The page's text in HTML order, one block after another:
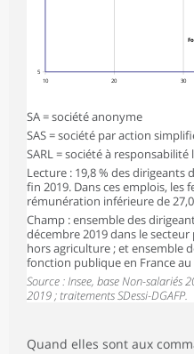
5
10 20 30
SA = société anonyme
SAS = société par action
SARL = société à responsabilité
Lecture : 19,8 % des dirigeants
fin 2019. Dans ces emplois, les
rémunération inférieure de
Champ : ensemble des
décembre 2019 dans le
hors agriculture ; et ensemble
fonction publique en France au
Source : Insee, base Non-salariés
2019 ; traitements SDessi-DGAFP.
Quand elles sont aux